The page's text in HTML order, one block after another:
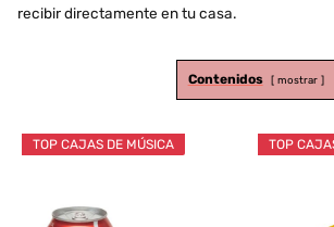
recibir directamente en tu casa.
Contenidos mostrar
TOP CAJAS DE MÚSICA TOP